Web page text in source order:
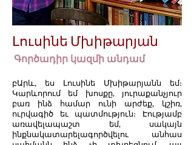
Լուսինե Մխիթարյան
Գործադիր կազմի անդամ
բԱրև, ես Լուսինե Մխիթարյանն եմ։
Կարևորում եմ խոսքը, յուրաքանչյուր
բառ ինձ համար ունի արժեք, կշիռ,
ուրվագիծ եւ պատմություն։ Էությամբ
առավելապաշտ եմ, սակայն
ինքնակատարելագործվելու անհաս